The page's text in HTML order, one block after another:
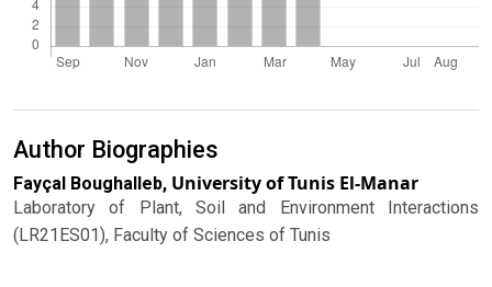
Author Biographies
Fayçal Boughalleb, University of Tunis El-Manar
Laboratory of Plant, Soil and Environment Interactions
(LR21ES01), Faculty of Sciences of Tunis